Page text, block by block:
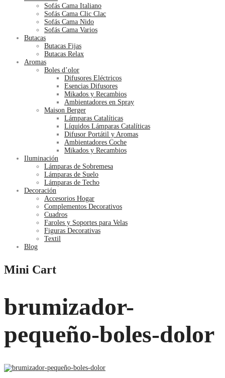
Sofás Cama Italiano
Sofás Cama Clic Clac
Sofás Cama Nido
Sofás Cama Varios
Butacas
Butacas Fijas
Butacas Relax
Aromas
Boles d’olor
Difusores Eléctricos
Esencias Difusores
Mikados y Recambios
Ambientadores en Spray
Maison Berger
Lámparas Catalíticas
Líquidos Lámparas Catalíticas
Difusor Portátil y Aromas
Ambientadores Coche
Mikados y Recambios
Iluminación
Lámparas de Sobremesa
Lámparas de Suelo
Lámparas de Techo
Decoración
Accesorios Hogar
Complementos Decorativos
Cuadros
Faroles y Soportes para Velas
Figuras Decorativas
Textil
Blog
Mini Cart
brumizador-
pequeño-boles-dolor